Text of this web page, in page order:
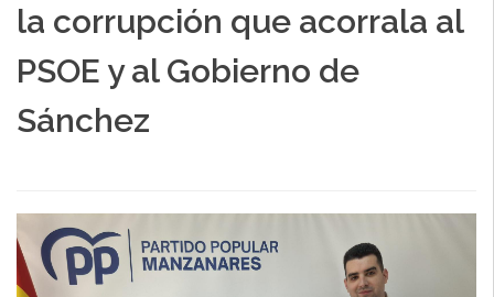
la corrupción que acorrala al
PSOE y al Gobierno de
Sánchez